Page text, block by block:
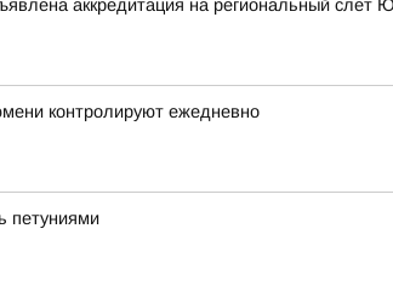
аккредитация на региональный слет
контролируют ежедневно
петуниями